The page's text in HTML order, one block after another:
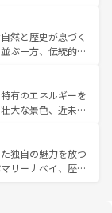
力を心ゆくまで味
韓国情報はコンテンツ一
の古い町並みやホ
、独特の雰囲気を
かさとおいしさで
ーヒーなどは、ぜ
もあたたかい人々
れられない旅にな
然と歴史が息づく
ぶ一方、伝統的な
マイなどの山岳地
トやクラビの美し
できる。タイ料理
にも異なる楽しみ
、仏教を中心とし
る旅人を魅了し続
有のエネルギーを
大な景色、近未来
スポットが密集し
魅力。息をのむよ
存分に楽しみ尽く
独自の魅力を放つ
リーナベイ、歴史